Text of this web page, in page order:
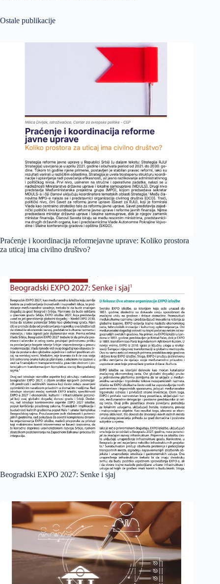
Ostale publikacije
Praćenje i koordinacija reformejavne uprave: Koliko prostora
za uticaj ima civilno društvo?
Beogradski EXPO 2027: Senke i sjaj